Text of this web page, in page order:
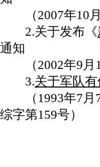
（2007年10月
2.关于发布《
通知
（2002年9月
3.关于军队
（1993年7月7
综字第159号）